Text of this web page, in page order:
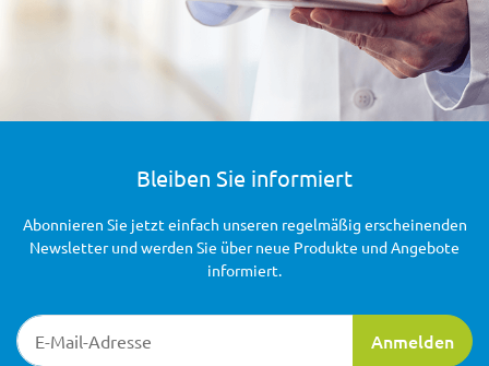
Bleiben Sie informiert
Newsletter-Registrierung
Anmelden
Abonnieren Sie jetzt einfach unseren regelmäßig erscheinenden
Newsletter und werden Sie über neue Produkte und Angebote
informiert.